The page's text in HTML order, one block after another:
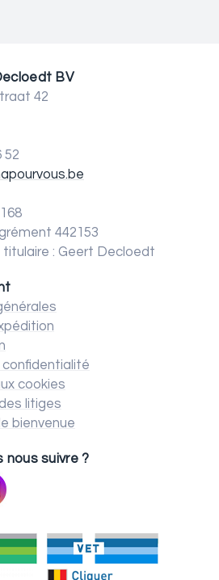
BV
42
52
442153
titulaire : Geert Decloedt
confidentialité
cookies
litiges
bienvenue
nous suivre ?